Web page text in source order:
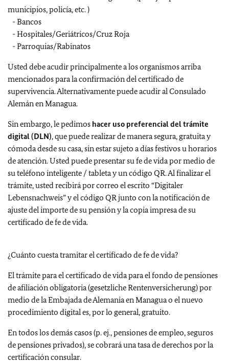
municipios, policía, etc. )
- Bancos
- Hospitales/Geriátricos/Cruz Roja
- Parroquias/Rabinatos
Usted debe acudir principalmente a los organismos arriba
mencionados para la confirmación del certificado de
supervivencia. Alternativamente puede acudir al Consulado
Alemán en Managua.
Sin embargo, le pedimos hacer uso preferencial del trámite
digital (DLN), que puede realizar de manera segura, gratuita y
cómoda desde su casa, sin estar sujeto a días festivos u horarios
de atención. Usted puede presentar su fe de vida por medio de
su teléfono inteligente / tableta y un código QR. Al finalizar el
trámite, usted recibirá por correo el escrito “Digitaler
Lebensnachweis” y el código QR junto con la notificación de
ajuste del importe de su pensión y la copia impresa de su
certificado de fe de vida.
¿Cuánto cuesta tramitar el certificado de fe de vida?
El trámite para el certificado de vida para el fondo de pensiones
de afiliación obligatoria (gesetzliche Rentenversicherung) por
medio de la Embajada de Alemania en Managua o el nuevo
procedimiento digital es, por lo general, gratuito.
En todos los demás casos (p. ej., pensiones de empleo, seguros
de pensiones privados), se cobrará una tasa de derechos por la
certificación consular.